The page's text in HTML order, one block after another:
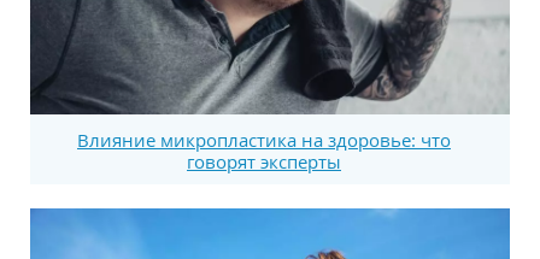
Влияние микропластика на здоровье: что
говорят эксперты